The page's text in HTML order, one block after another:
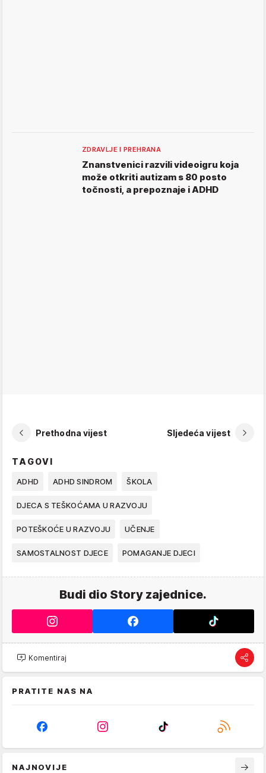
ZDRAVLJE I PREHRANA
Znanstvenici razvili videoigru koja
može otkriti autizam s 80 posto
točnosti, a prepoznaje i ADHD
Prethodna vijest Sljedeća vijest
TAGOVI
ADHD ADHD SINDROM ŠKOLA
DJECA S TEŠKOĆAMA U RAZVOJU
POTEŠKOĆE U RAZVOJU UČENJE
SAMOSTALNOST DJECE POMAGANJE DJECI
Budi dio Story zajednice.
Komentiraj
PRATITE NAS NA
NAJNOVIJE